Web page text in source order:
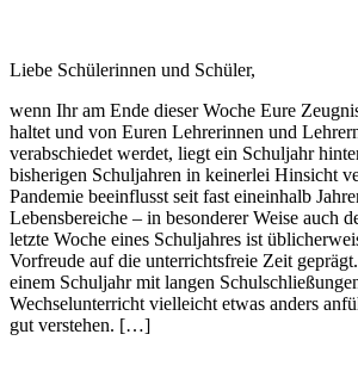
Liebe Schülerinnen und Schüler,
wenn Ihr am Ende dieser Woche Eure
haltet und von Euren Lehrerinnen und
verabschiedet werdet, liegt ein Schuljahr
bisherigen Schuljahren in keinerlei Hinsicht
Pandemie beeinflusst seit fast eineinhalb
Lebensbereiche – in besonderer Weise auch
letzte Woche eines Schuljahres ist
Vorfreude auf die unterrichtsfreie Zeit
einem Schuljahr mit langen
Wechselunterricht vielleicht etwas anders
gut verstehen. […]